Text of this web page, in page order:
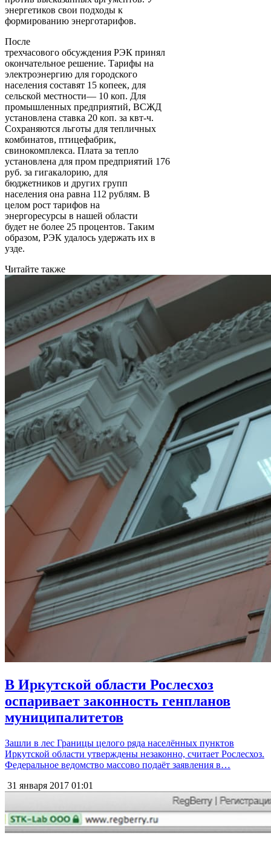
энергетиков свои подходы к
формированию энерготарифов.
После
трехчасового обсуждения РЭК принял
окончательное решение. Тарифы на
электроэнергию для городского
населения составят 15 копеек, для
сельской местности— 10 коп. Для
промышленных предприятий, ВСЖД
установлена ставка 20 коп. за квт-ч.
Сохраняются льготы для тепличных
комбинатов, птицефабрик,
свинокомплекса. Плата за тепло
установлена для пром предприятий 176
руб. за гигакалорию, для
бюджетников и других групп
населения она равна 112 рублям. В
целом рост тарифов на
энергоресурсы в нашей области
будет не более 25 процентов. Таким
образом, РЭК удалось удержать их в
узде.
Читайте также
В Иркутской области Рослесхоз
оспаривает законность генпланов
муниципалитетов
Зашли в лес Границы целого ряда населённых пунктов
Иркутской области утверждены незаконно, считает Рослесхоз.
Федеральное ведомство массово подаёт заявления в…
31 января 2017 01:01